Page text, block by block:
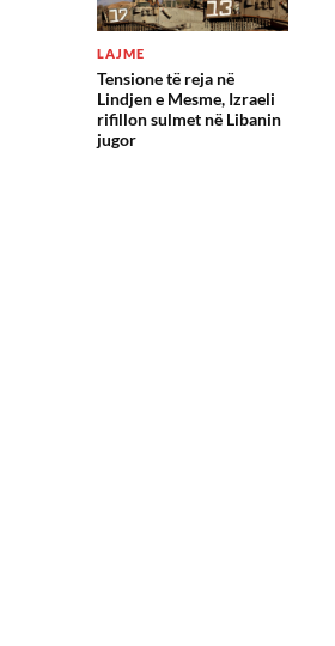
LAJME
Tensione të reja në
Lindjen e Mesme, Izraeli
rifillon sulmet në Libanin
jugor